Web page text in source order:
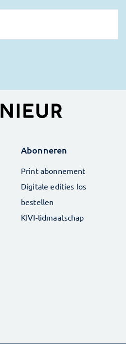
Abonneren
Print abonnement
Digitale edities los
bestellen
KIVI-lidmaatschap